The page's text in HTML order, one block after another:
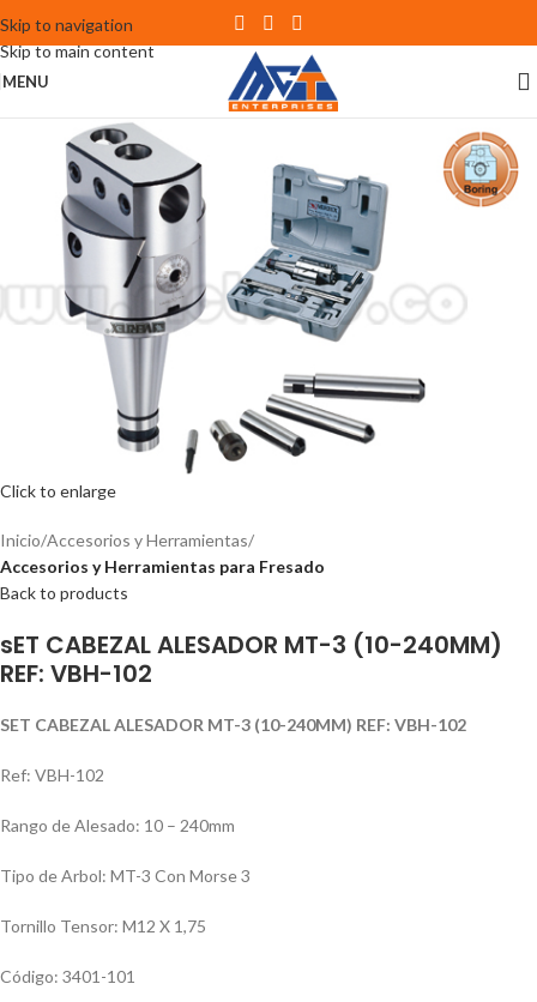
Skip to navigation
Skip to main content
MENU
Click to enlarge
Inicio Accesorios y Herramientas
Accesorios y Herramientas para Fresado
Back to products
sET CABEZAL ALESADOR MT-3 (10-240MM)
REF: VBH-102
SET CABEZAL ALESADOR MT-3 (10-240MM) REF: VBH-102
Ref: VBH-102
Rango de Alesado: 10 – 240mm
Tipo de Arbol: MT-3 Con Morse 3
Tornillo Tensor: M12 X 1,75
Código: 3401-101